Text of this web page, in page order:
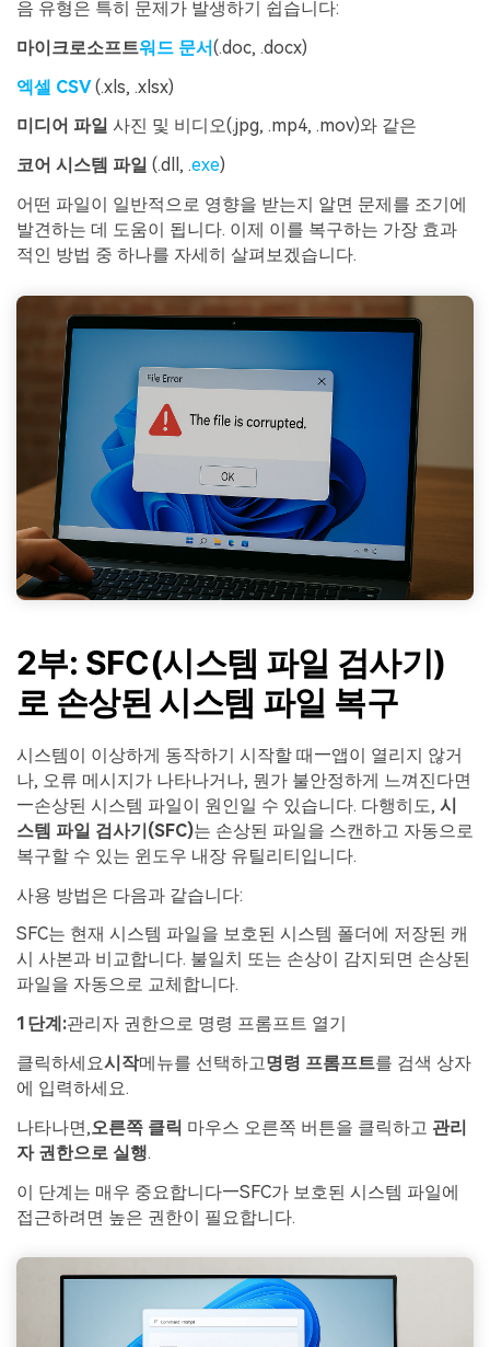
음 유형은 특히 문제가 발생하기 쉽습니다:
마이크로소프트워드 문서(.doc, .docx)
엑셀 CSV (.xls, .xlsx)
미디어 파일 사진 및 비디오(.jpg, .mp4, .mov)와 같은
코어 시스템 파일 (.dll, .exe)
어떤 파일이 일반적으로 영향을 받는지 알면 문제를 조기에
발견하는 데 도움이 됩니다. 이제 이를 복구하는 가장 효과
적인 방법 중 하나를 자세히 살펴보겠습니다.
2부: SFC(시스템 파일 검사기)
로 손상된 시스템 파일 복구
시스템이 이상하게 동작하기 시작할 때—앱이 열리지 않거
나, 오류 메시지가 나타나거나, 뭔가 불안정하게 느껴진다면
—손상된 시스템 파일이 원인일 수 있습니다. 다행히도, 시
스템 파일 검사기(SFC)는 손상된 파일을 스캔하고 자동으로
복구할 수 있는 윈도우 내장 유틸리티입니다.
사용 방법은 다음과 같습니다:
SFC는 현재 시스템 파일을 보호된 시스템 폴더에 저장된 캐
시 사본과 비교합니다. 불일치 또는 손상이 감지되면 손상된
파일을 자동으로 교체합니다.
1단계:관리자 권한으로 명령 프롬프트 열기
클릭하세요시작메뉴를 선택하고명령 프롬프트를 검색 상자
에 입력하세요.
나타나면,오른쪽 클릭 마우스 오른쪽 버튼을 클릭하고 관리
자 권한으로 실행.
이 단계는 매우 중요합니다—SFC가 보호된 시스템 파일에
접근하려면 높은 권한이 필요합니다.